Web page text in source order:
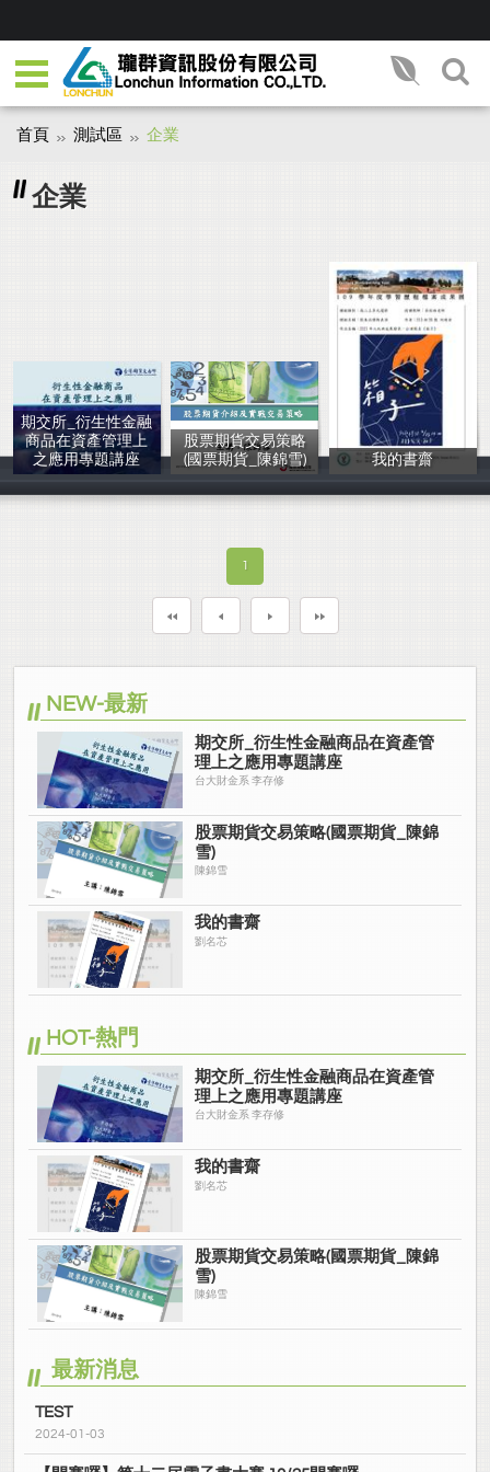
首頁 測試區 企業
企業
期交所_衍生性金融
商品在資產管理上
之應用專題講座
台大財金系 李
股票期貨交易策略
(國票期貨_陳錦雪)
陳錦雪
我的書齋
劉名芯
1
NEW-最新
期交所_衍生性金融商品在資產管
理上之應用專題講座
台大財金系 李存修
股票期貨交易策略(國票期貨_陳錦
雪)
陳錦雪
我的書齋
劉名芯
HOT-熱門
期交所_衍生性金融商品在資產管
理上之應用專題講座
台大財金系 李存修
我的書齋
劉名芯
股票期貨交易策略(國票期貨_陳錦
雪)
陳錦雪
最新消息
TEST
2024-01-03